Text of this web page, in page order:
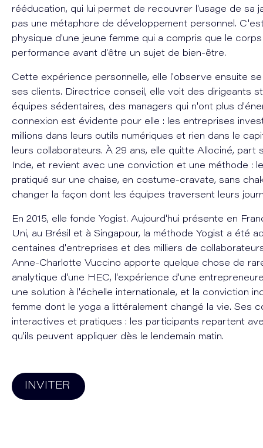
rééducation, qui lui permet de recouvrer l'usage de sa
pas une métaphore de développement personnel.
physique d'une jeune femme qui a compris que le
performance avant d'être un sujet de bien-être.
Cette expérience personnelle, elle l'observe ensuite
ses clients. Directrice conseil, elle voit des dirigeants
équipes sédentaires, des managers qui n'ont plus
connexion est évidente pour elle : les entreprises
millions dans leurs outils numériques et rien dans le
leurs collaborateurs. À 29 ans, elle quitte Allociné, part
Inde, et revient avec une conviction et une méthode :
pratiqué sur une chaise, en costume-cravate, sans
changer la façon dont les équipes traversent leurs
En 2015, elle fonde Yogist. Aujourd'hui présente en
Uni, au Brésil et à Singapour, la méthode Yogist a été
centaines d'entreprises et des milliers de
Anne-Charlotte Vuccino apporte quelque chose de
analytique d'une HEC, l'expérience d'une
une solution à l'échelle internationale, et la conviction
femme dont le yoga a littéralement changé la vie. Ses
interactives et pratiques : les participants repartent
qu'ils peuvent appliquer dès le lendemain matin.
INVITER